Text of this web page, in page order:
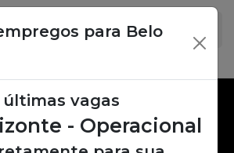
de emprego,
de trabalho.
para Belo
×
últimas vagas
- Operacional